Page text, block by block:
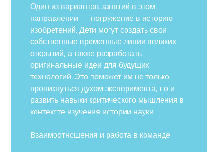
Один из вариантов занятий в этом
направлении — погружение в историю
изобретений. Дети могут создать свои
собственные временные линии великих
открытий, а также разработать
оригинальные идеи для будущих
технологий. Это поможет им не только
проникнуться духом эксперимента, но и
развить навыки критического мышления в
контексте изучения истории науки.
Взаимоотношения и работа в команде